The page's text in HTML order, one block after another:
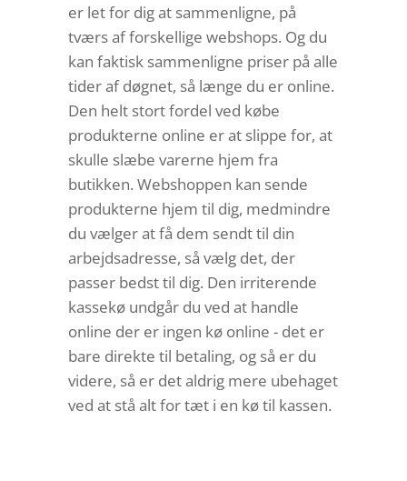
er let for dig at sammenligne, på
tværs af forskellige webshops. Og du
kan faktisk sammenligne priser på alle
tider af døgnet, så længe du er online.
Den helt stort fordel ved købe
produkterne online er at slippe for, at
skulle slæbe varerne hjem fra
butikken. Webshoppen kan sende
produkterne hjem til dig, medmindre
du vælger at få dem sendt til din
arbejdsadresse, så vælg det, der
passer bedst til dig. Den irriterende
kassekø undgår du ved at handle
online der er ingen kø online - det er
bare direkte til betaling, og så er du
videre, så er det aldrig mere ubehaget
ved at stå alt for tæt i en kø til kassen.